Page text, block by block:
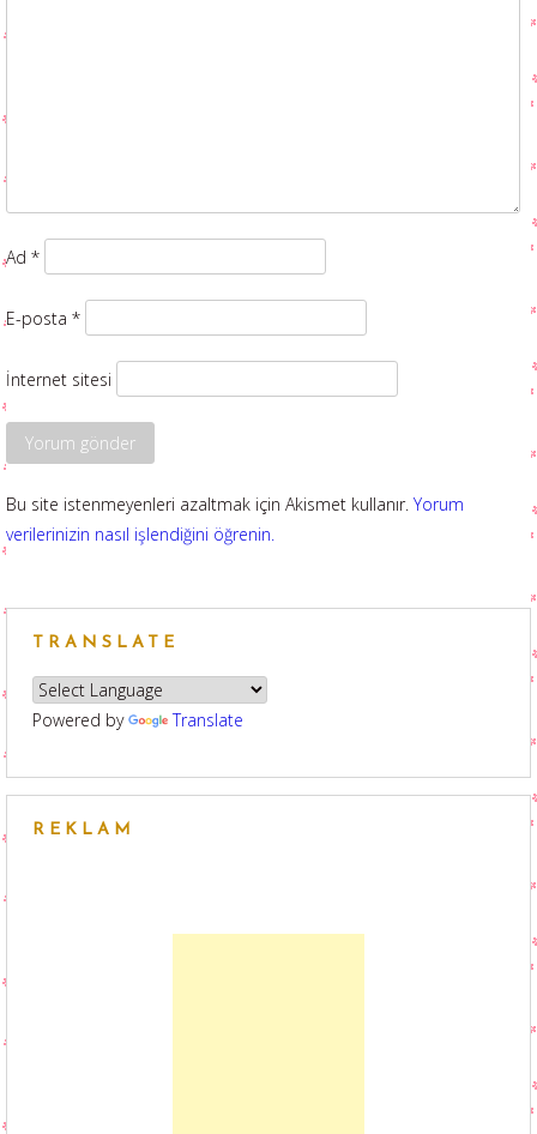
Ad *
E-posta *
İnternet sitesi
Bu site istenmeyenleri azaltmak için Akismet kullanır. Yorum
verilerinizin nasıl işlendiğini öğrenin.
TRANSLATE
Powered by Translate
REKLAM